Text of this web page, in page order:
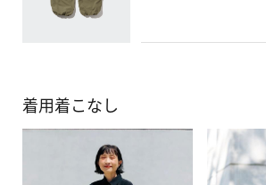
着用着こなし